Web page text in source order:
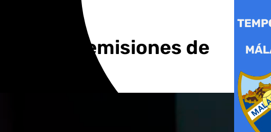
cero emisiones de